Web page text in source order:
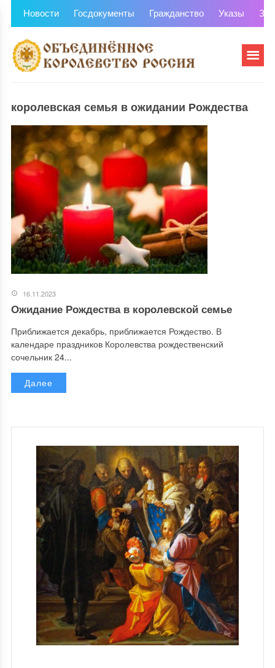
Новости Госдокументы Гражданство Указы
королевская семья в ожидании Рождества
16.11.2023
Ожидание Рождества в королевской семье
Приближается декабрь, приближается Рождество. В
календаре праздников Королевства рождественский
сочельник 24...
Далее